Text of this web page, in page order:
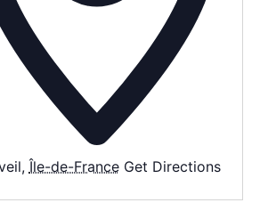
, Île-de-France Get Directions